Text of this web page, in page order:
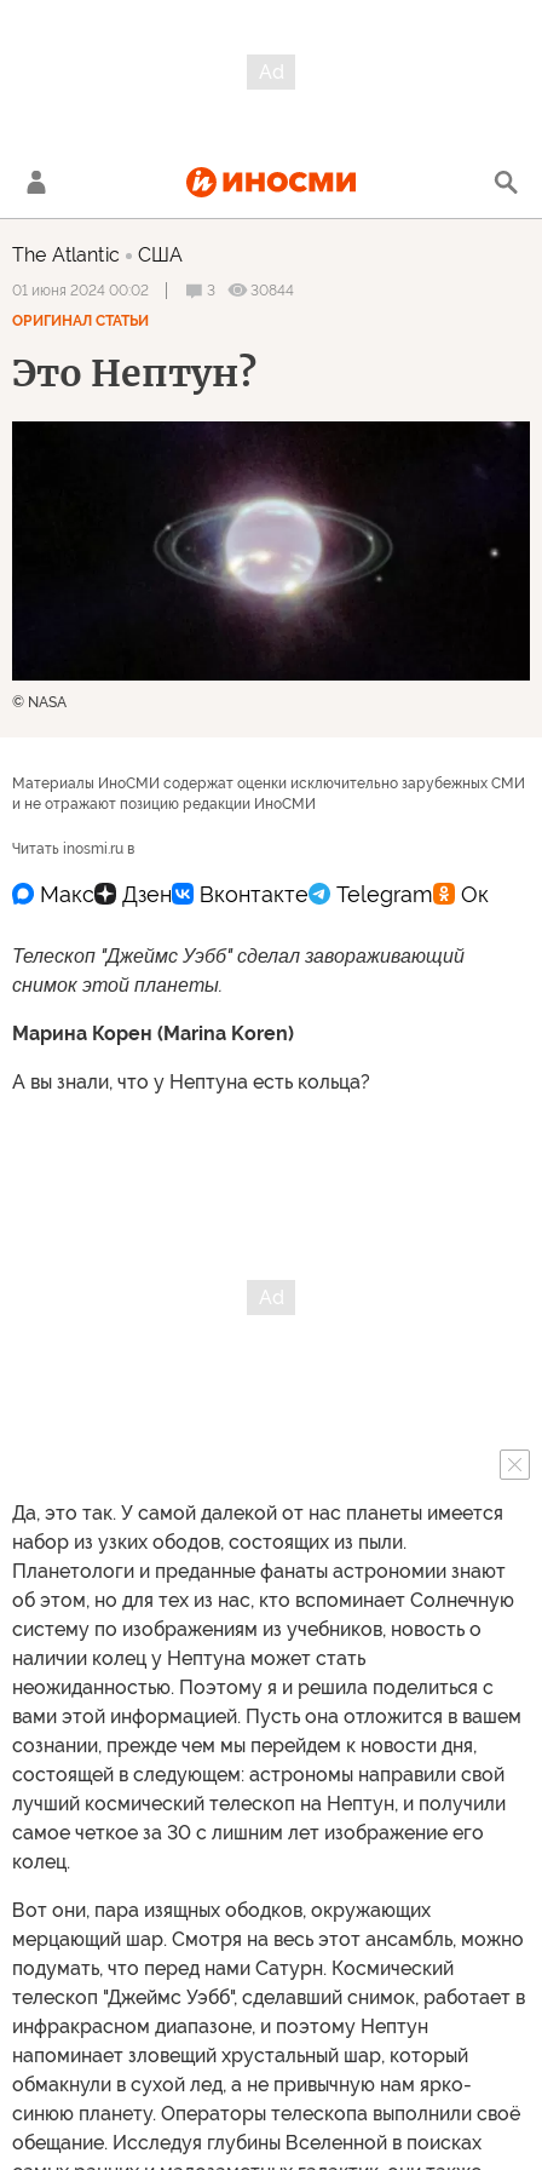
The Atlantic США
01 июня 2024 00:02 3
30844
ОРИГИНАЛ СТАТЬИ
Это Нептун?
© NASA
Материалы ИноСМИ содержат оценки исключительно зарубежных СМИ
и не отражают позицию редакции ИноСМИ
Читать inosmi.ru в
Телескоп "Джеймс Уэбб" сделал завораживающий
снимок этой планеты.
Марина Корен (Marina Koren)
А вы знали, что у Нептуна есть кольца?
Да, это так. У самой далекой от нас планеты имеется
набор из узких ободов, состоящих из пыли.
Планетологи и преданные фанаты астрономии знают
об этом, но для тех из нас, кто вспоминает Солнечную
систему по изображениям из учебников, новость о
наличии колец у Нептуна может стать
неожиданностью. Поэтому я и решила поделиться с
вами этой информацией. Пусть она отложится в вашем
сознании, прежде чем мы перейдем к новости дня,
состоящей в следующем: астрономы направили свой
лучший космический телескоп на Нептун, и получили
самое четкое за 30 с лишним лет изображение его
колец.
Вот они, пара изящных ободков, окружающих
мерцающий шар. Смотря на весь этот ансамбль, можно
подумать, что перед нами Сатурн. Космический
телескоп "Джеймс Уэбб", сделавший снимок, работает в
инфракрасном диапазоне, и поэтому Нептун
напоминает зловещий хрустальный шар, который
обмакнули в сухой лед, а не привычную нам ярко-
синюю планету. Операторы телескопа выполнили своё
обещание. Исследуя глубины Вселенной в поисках